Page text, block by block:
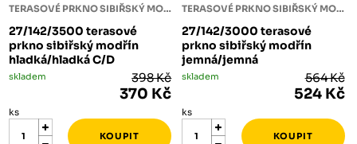
TERASOVÉ PRKNO SIBIŘSKÝ MODŘÍN
27/142/3500 terasové
prkno sibiřský modřín
hladká/hladká C/D
skladem 398 Kč
370 Kč
ks
TERASOVÉ PRKNO SIBIŘSKÝ MODŘÍN
27/142/3000 terasové
prkno sibiřský modřín
jemná/jemná
skladem 564 Kč
524 Kč
ks